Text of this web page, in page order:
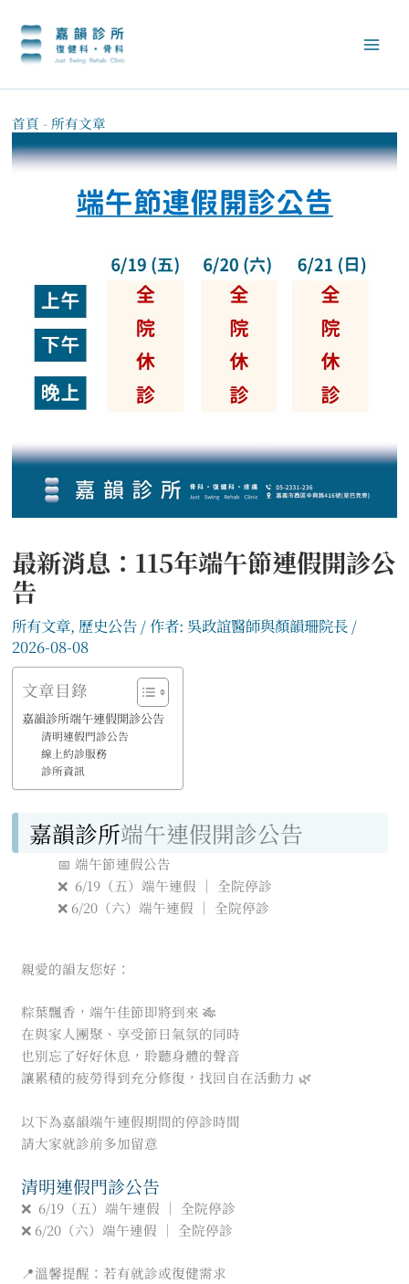
容首頁 - 所有文章
最新消息：115年端午節連假開診公
告
所有文章, 歷史公告/ 作者: 吳政誼醫師與顏韻珊院長 /
2026-08-08
文章目錄
嘉韻診所端午連假開診公告
清明連假門診公告
線上約診服務
診所資訊
嘉韻診所端午連假開診公告
📅 端午節連假公告
❌ 6/19（五）端午連假 ｜ 全院停診
❌ 6/20（六）端午連假 ｜ 全院停診
親愛的韻友您好：
粽葉飄香，端午佳節即將到來 🎋
在與家人團聚、享受節日氣氛的同時
也別忘了好好休息，聆聽身體的聲音
讓累積的疲勞得到充分修復，找回自在活動力 🌿
以下為嘉韻端午連假期間的停診時間
請大家就診前多加留意
清明連假門診公告
❌ 6/19（五）端午連假 ｜ 全院停診
❌ 6/20（六）端午連假 ｜ 全院停診
📍溫馨提醒：若有就診或復健需求